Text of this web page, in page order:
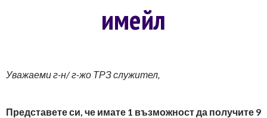
имейл
Уважаеми г-н/ г-жо ТРЗ служител,
Представете си, че имате 1 възможност да получите 9